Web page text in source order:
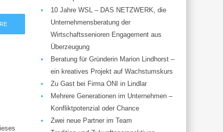
10 Jahre WSL – DAS NETZWERK, die
Unternehmensberatung der
Wirtschaftssenioren Engagement aus
Überzeugung
Beratung für Gründerin Marion Lindhorst –
ein kreatives Projekt auf Wachstumskurs
Zu Gast bei Firma ONI in Lindlar
Mehrere Generationen im Unternehmen –
Konfliktpotenzial oder Chance
Zwei neue Partner im Team